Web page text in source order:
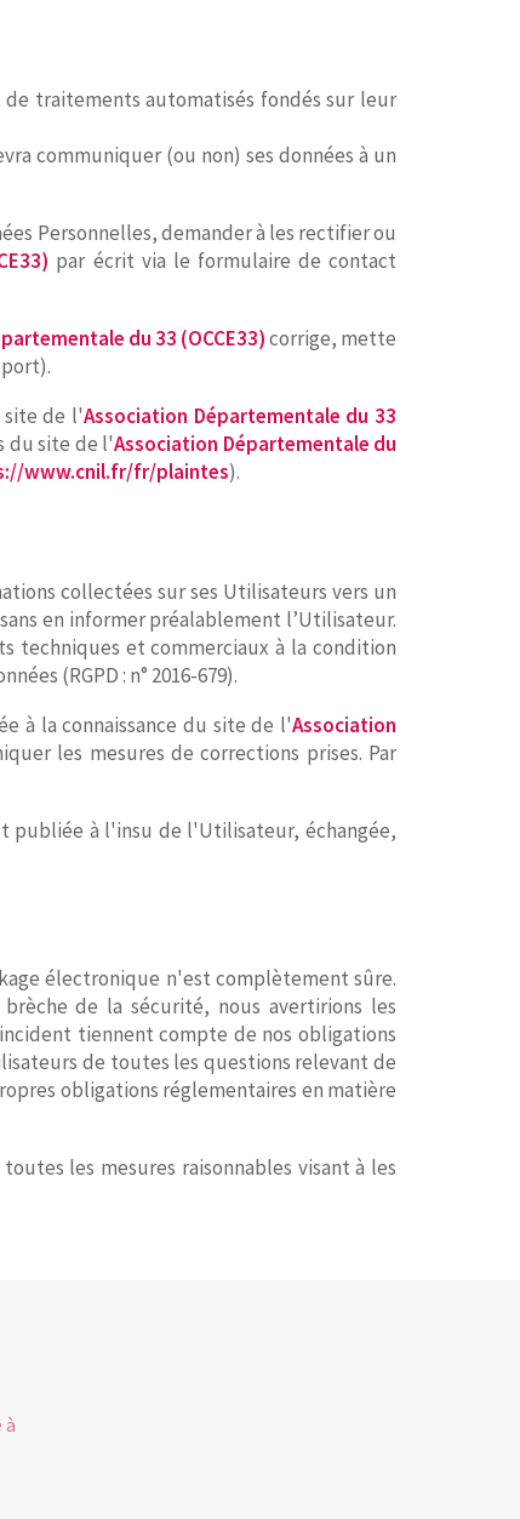
traitements automatisés fondés sur leur
communiquer (ou non) ses données à un
Personnelles, demander à les rectifier ou
par écrit via le formulaire de contact
du 33 (OCCE33)corrige, mette
site de l'Association Départementale du 33
du site de l'Association Départementale du
www.cnil.fr/fr/plaintes).
collectées sur ses Utilisateurs vers un
en informer préalablement l’Utilisateur.
techniques et commerciaux à la condition
(RGPD : n° 2016-679).
à la connaissance du site de l'Association
les mesures de corrections prises. Par
publiée à l'insu de l'Utilisateur, échangée,
électronique n'est complètement sûre.
de la sécurité, nous avertirions les
tiennent compte de nos obligations
de toutes les questions relevant de
obligations réglementaires en matière
les mesures raisonnables visant à les
à